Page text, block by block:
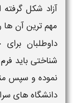
آزاد شکل
مهم ترین آن ها
داوطلبان
شناختیباید
نموده و سپس
دانشگاه های